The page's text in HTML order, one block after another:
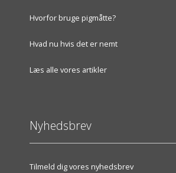
Hvorfor bruge pigmåtte?
Hvad nu hvis det er nemt
Læs alle vores artikler
Nyhedsbrev
Tilmeld dig vores nyhedsbrev